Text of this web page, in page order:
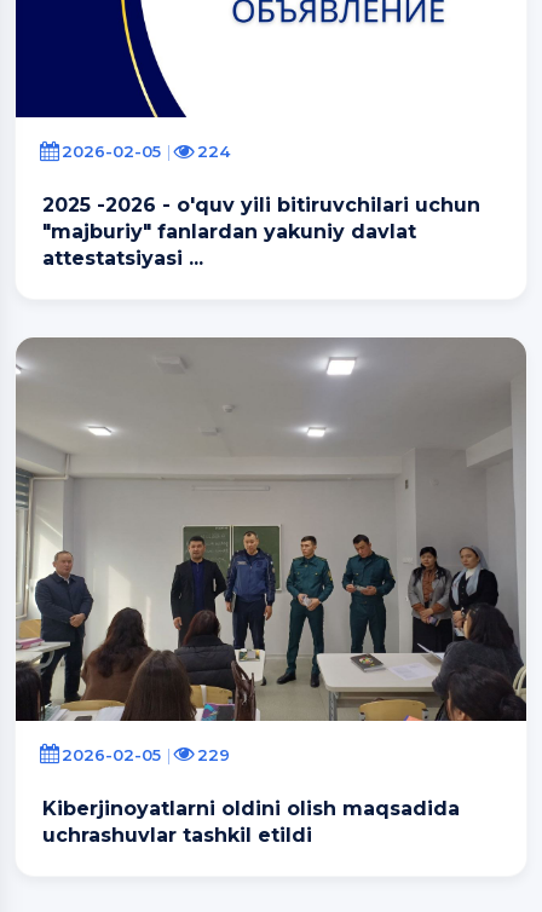
2026-02-05 224
2025 -2026 - o'quv yili bitiruvchilari uchun
"majburiy" fanlardan yakuniy davlat
attestatsiyasi ...
2026-02-05 229
Kiberjinoyatlarni oldini olish maqsadida
uchrashuvlar tashkil etildi